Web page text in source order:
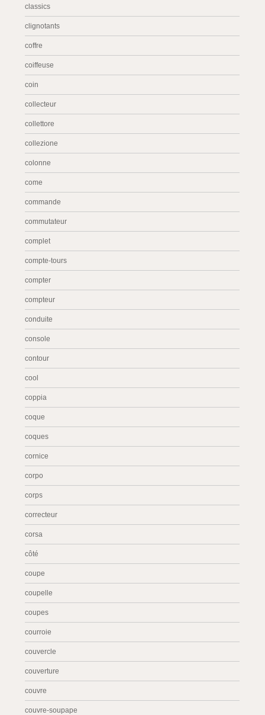
classics
clignotants
coffre
coiffeuse
coin
collecteur
collettore
collezione
colonne
come
commande
commutateur
complet
compte-tours
compter
compteur
conduite
console
contour
cool
coppia
coque
coques
cornice
corpo
corps
correcteur
corsa
côté
coupe
coupelle
coupes
courroie
couvercle
couverture
couvre
couvre-soupape